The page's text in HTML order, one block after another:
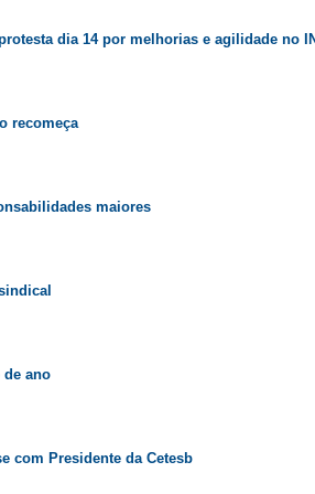
dia 14 por melhorias e agilidade no
recomeça
maiores
ano
com Presidente da Cetesb